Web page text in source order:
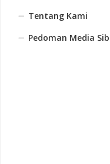
Tentang Kami
Pedoman Media